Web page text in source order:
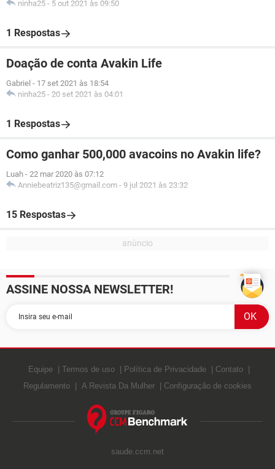
ninha25 - 5 out 2021 às 09:50
1 Respostas
Doação de conta Avakin Life
Gabriel - 17 set 2021 às 18:54
ninha25 - 20 set 2021 às 04:01
1 Respostas
Como ganhar 500,000 avacoins no Avakin life?
Luah - 22 mar 2020 às 07:12
Anniebeatriz135@gmail.com - 9 jul 2021 às 23:32
15 Respostas
ASSINE NOSSA NEWSLETTER!
Equipe Termos de uso Política de Privacidade
Contato
Regulamento
A Revista Da Mulher Configuração de cookies
saude.ccm.net